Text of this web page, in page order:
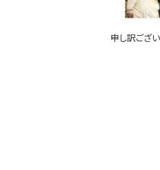
申し訳ござ